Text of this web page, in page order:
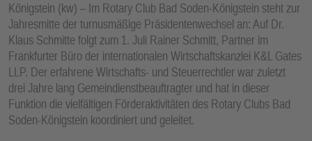
Königstein (kw) – Im Rotary Club Bad Soden-Königstein steht zur
Jahresmitte der turnusmäßige Präsidentenwechsel an: Auf Dr.
Klaus Schmitte folgt zum 1. Juli Rainer Schmitt, Partner im
Frankfurter Büro der internationalen Wirtschaftskanzlei K&L Gates
LLP. Der erfahrene Wirtschafts- und Steuerrechtler war zuletzt
drei Jahre lang Gemeindienstbeauftragter und hat in dieser
Funktion die vielfältigen Förderaktivitäten des Rotary Clubs Bad
Soden-Königstein koordiniert und geleitet.